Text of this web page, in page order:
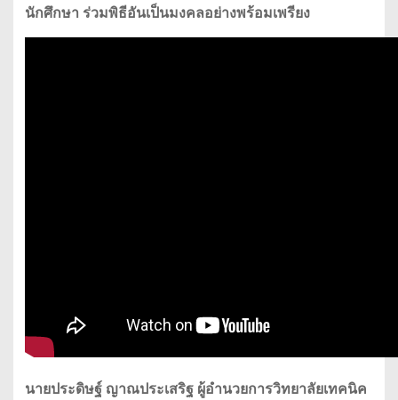
นักศึกษา ร่วมพิธีอันเป็นมงคลอย่างพร้อมเพรียง
นายประดิษฐ์ ญาณประเสริฐ ผู้อำนวยการวิทยาลัยเทคนิค